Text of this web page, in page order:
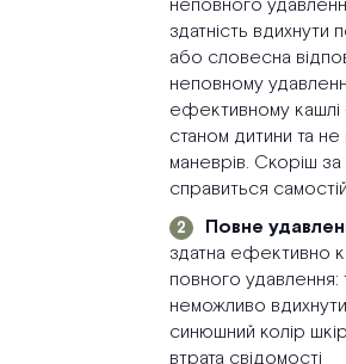
неповного
здатність
або словесна
неповному
ефективному кашлі
станом дитини та
маневрів. Скоріш
справиться
Повне
здатна ефективно
повного удавлення:
неможливо
синюшний колір
втрата свідомості